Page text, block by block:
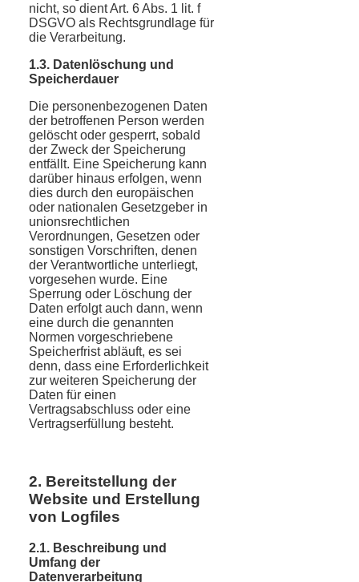
nicht, so dient Art. 6 Abs. 1 lit. f
DSGVO als Rechtsgrundlage für
die Verarbeitung.
1.3. Datenlöschung und
Speicherdauer
Die personenbezogenen Daten
der betroffenen Person werden
gelöscht oder gesperrt, sobald
der Zweck der Speicherung
entfällt. Eine Speicherung kann
darüber hinaus erfolgen, wenn
dies durch den europäischen
oder nationalen Gesetzgeber in
unionsrechtlichen
Verordnungen, Gesetzen oder
sonstigen Vorschriften, denen
der Verantwortliche unterliegt,
vorgesehen wurde. Eine
Sperrung oder Löschung der
Daten erfolgt auch dann, wenn
eine durch die genannten
Normen vorgeschriebene
Speicherfrist abläuft, es sei
denn, dass eine Erforderlichkeit
zur weiteren Speicherung der
Daten für einen
Vertragsabschluss oder eine
Vertragserfüllung besteht.
2. Bereitstellung der
Website und Erstellung
von Logfiles
2.1. Beschreibung und
Umfang der
Datenverarbeitung